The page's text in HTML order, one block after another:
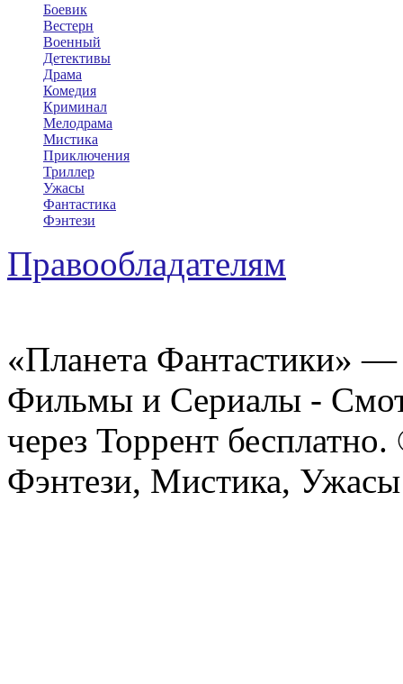
Боевик
Вестерн
Военный
Детективы
Драма
Комедия
Криминал
Мелодрама
Мистика
Приключения
Триллер
Ужасы
Фантастика
Фэнтези
Правообладателям
«Планета Фантастики»
Фильмы и Сериалы -
через Торрент
Фэнтези, Мистика,